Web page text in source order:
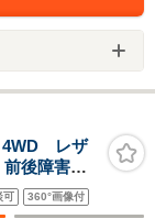
4WD レザ
後障害物
ン コンフ
ETC2.0 整
可 360°画像付